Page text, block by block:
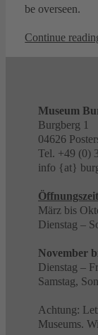
be overseen.
Continue
Museum
Burgberg 1
04626
Tel. +49 (0)
info {at}
März bis
Dienstag –
November
Dienstag –
Samstag,
Achtung:
Museums.